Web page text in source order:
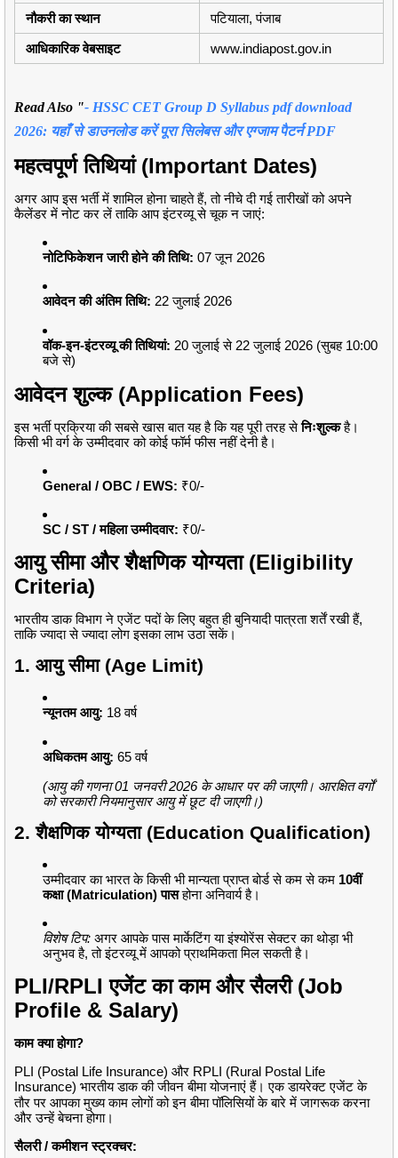
नौकरी का स्थान
पटियाला, पंजाब
आधिकारिक वेबसाइट
www.indiapost.gov.in
Read Also "- HSSC CET Group D Syllabus pdf download
2026: यहाँ से डाउनलोड करें पूरा सिलेबस और एग्जाम पैटर्न PDF
महत्वपूर्ण तिथियां (Important Dates)
अगर आप इस भर्ती में शामिल होना चाहते हैं, तो नीचे दी गई तारीखों को अपने
कैलेंडर में नोट कर लें ताकि आप इंटरव्यू से चूक न जाएं:
नोटिफिकेशन जारी होने की तिथि: 07 जून 2026
आवेदन की अंतिम तिथि: 22 जुलाई 2026
वॉक-इन-इंटरव्यू की तिथियां: 20 जुलाई से 22 जुलाई 2026 (सुबह 10:00
बजे से)
आवेदन शुल्क (Application Fees)
इस भर्ती प्रक्रिया की सबसे खास बात यह है कि यह पूरी तरह सेनिःशुल्कहै।
किसी भी वर्ग के उम्मीदवार को कोई फॉर्म फीस नहीं देनी है।
General / OBC / EWS: ₹0/-
SC / ST / महिला उम्मीदवार: ₹0/-
आयु सीमा और शैक्षणिक योग्यता (Eligibility
Criteria)
भारतीय डाक विभाग ने एजेंट पदों के लिए बहुत ही बुनियादी पात्रता शर्तें रखी हैं,
ताकि ज्यादा से ज्यादा लोग इसका लाभ उठा सकें।
1. आयु सीमा (Age Limit)
न्यूनतम आयु: 18 वर्ष
अधिकतम आयु: 65 वर्ष
(आयु की गणना 01 जनवरी 2026 के आधार पर की जाएगी। आरक्षित वर्गों
को सरकारी नियमानुसार आयु में छूट दी जाएगी।)
2. शैक्षणिक योग्यता (Education Qualification)
उम्मीदवार का भारत के किसी भी मान्यता प्राप्त बोर्ड से कम से कम 10वीं
कक्षा (Matriculation) पासहोना अनिवार्य है।
विशेष टिप: अगर आपके पास मार्केटिंग या इंश्योरेंस सेक्टर का थोड़ा भी
अनुभव है, तो इंटरव्यू में आपको प्राथमिकता मिल सकती है।
PLI/RPLI एजेंट का काम और सैलरी (Job
Profile & Salary)
काम क्या होगा?
PLI (Postal Life Insurance) और RPLI (Rural Postal Life
Insurance) भारतीय डाक की जीवन बीमा योजनाएं हैं। एक डायरेक्ट एजेंट के
तौर पर आपका मुख्य काम लोगों को इन बीमा पॉलिसियों के बारे में जागरूक करना
और उन्हें बेचना होगा।
सैलरी / कमीशन स्ट्रक्चर: